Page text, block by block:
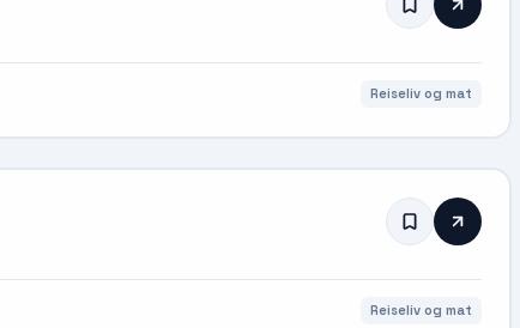
Reiseliv og mat
Reiseliv og mat